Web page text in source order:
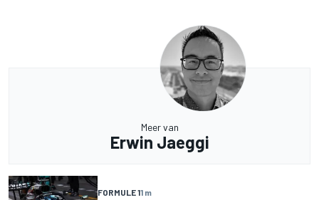
Meer van
Erwin Jaeggi
FORMULE 11 m